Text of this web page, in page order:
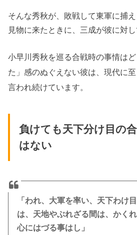
そんな秀秋が、敗戦して東軍に捕
見物に来たときに、三成が彼に対し
小早川秀秋を巡る合戦時の事情は
た」感のぬぐえない彼は、現代に
言われ続けています。
負けても天下分け目の
はない
「われ、大軍を率い、天下わけ
は、天地やぶれざる間は、かく
心にはづる事はし」